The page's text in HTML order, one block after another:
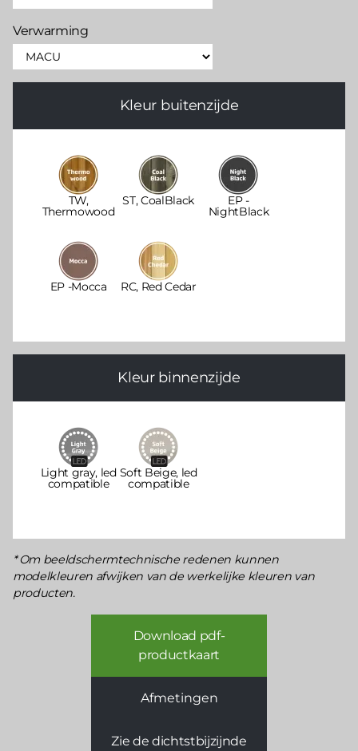
Verwarming
Kleur buitenzijde
TW,
Thermowood
ST, CoalBlack EP -
NightBlack
EP -Mocca RC, Red Cedar
Kleur binnenzijde
Light gray, led
compatible
Soft Beige, led
compatible
Om beeldschermtechnische redenen kunnen
modelkleuren afwijken van de werkelijke kleuren van
producten.
Download pdf-
productkaart
Afmetingen
Zie de dichtstbijzijnde